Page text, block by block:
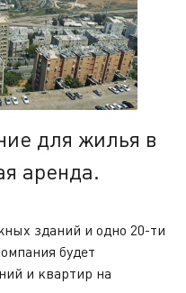
для жилья в
аренда.
зданий и одно 20-ти
будет
и квартир на